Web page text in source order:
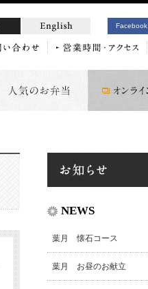
本語
Facebook
NEWS
葉月 懐石コース
葉月 お昼のお献立